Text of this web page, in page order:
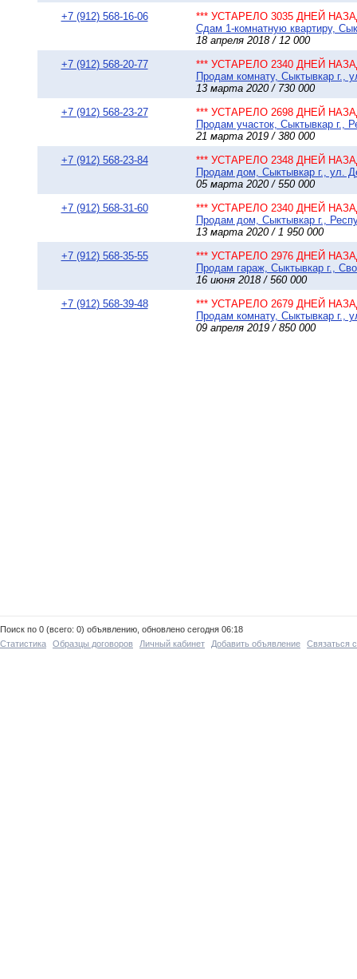
+7 (912) 568-16-06
*** УСТАРЕЛО 3035 ДНЕЙ
Сдам 1-комнатную квартиру,
18 апреля 2018 / 12 000
+7 (912) 568-20-77
*** УСТАРЕЛО 2340 ДНЕЙ
Продам комнату, Сыктывкар г.,
13 марта 2020 / 730 000
+7 (912) 568-23-27
*** УСТАРЕЛО 2698 ДНЕЙ
Продам участок, Сыктывкар г.,
21 марта 2019 / 380 000
+7 (912) 568-23-84
*** УСТАРЕЛО 2348 ДНЕЙ
Продам дом, Сыктывкар г., ул.
05 марта 2020 / 550 000
+7 (912) 568-31-60
*** УСТАРЕЛО 2340 ДНЕЙ
Продам дом, Сыктывкар г.,
13 марта 2020 / 1 950 000
+7 (912) 568-35-55
*** УСТАРЕЛО 2976 ДНЕЙ
Продам гараж, Сыктывкар г.,
16 июня 2018 / 560 000
+7 (912) 568-39-48
*** УСТАРЕЛО 2679 ДНЕЙ
Продам комнату, Сыктывкар г.,
09 апреля 2019 / 850 000
Поиск по 0 (всего: 0) объявлению, обновлено сегодня 06:18
Статистика
Образцы договоров Личный кабинет Добавить объявление Связаться